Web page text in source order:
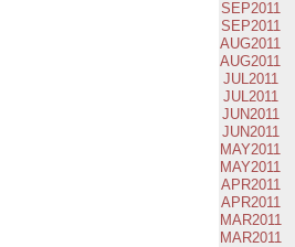
SEP2011
SEP2011
AUG2011
AUG2011
JUL2011
JUL2011
JUN2011
JUN2011
MAY2011
MAY2011
APR2011
APR2011
MAR2011
MAR2011